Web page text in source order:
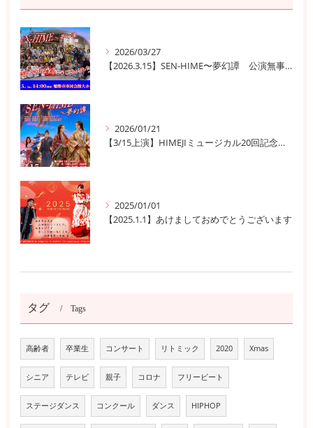
2026/03/27
【2026.3.15】SEN-HIME〜夢幻譚 公演無事終了
2026/01/21
【3/15上演】HIMEJIミュージカル20回記念公演！ 姫路の歴史と夢が交錯する『SEN-HIME〜夢幻譚』
2025/01/01
【2025.1.1】あけましておめでとうございます
タグ Tags
高齢者 卒業生 コンサート リトミック 2020 Xmas
シニア テレビ 親子 コロナ フリービート
ステージダンス コンクール ダンス HIPHOP